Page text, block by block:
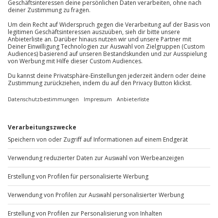
Teilnehmer
Gutschein gültig für 1 Person
81671 München
Du erreichst uns telefonisch zu folgenden Zeiten,
außer an bundesweiten Feiertagen:
Mo-Fr: 8-20 Uhr | Sa: 10-16 Uhr
Du möchtest als Firma bestellen?
Sichere Dir attraktive Firmenkunden Vorteile.
Mo-Fr: 9-17 Uhr
b2b@jochen-schweizer.de
www.b2b.jochen-schweizer.de/
Artikelnummer:30889